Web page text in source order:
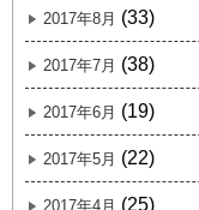
2017年8月 (33)
2017年7月 (38)
2017年6月 (19)
2017年5月 (22)
2017年4月 (25)